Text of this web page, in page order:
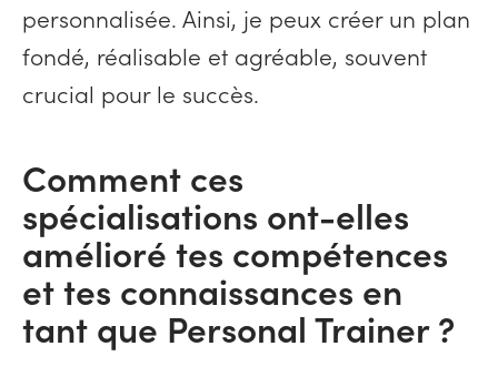
personnalisée. Ainsi, je peux créer un plan
fondé, réalisable et agréable, souvent
crucial pour le succès.
Comment ces
spécialisations ont-elles
amélioré tes compétences
et tes connaissances en
tant que Personal Trainer ?